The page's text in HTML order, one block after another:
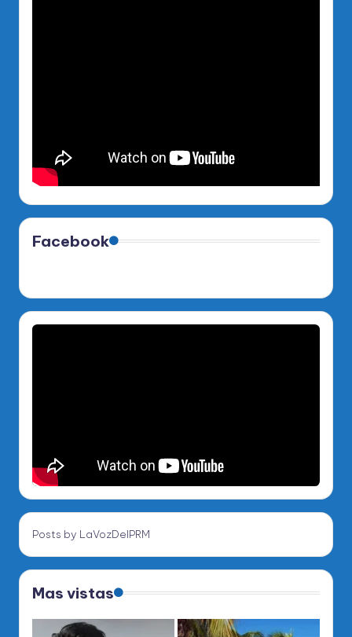
Facebook
Posts by LaVozDelPRM
Mas vistas